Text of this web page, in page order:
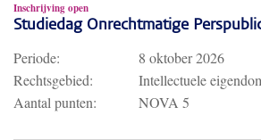
Inschrijving open
Studiedag Onrechtmatige
Periode:
8 oktober 2026
Rechtsgebied:
Intellectuele
Aantal punten:
NOVA 5